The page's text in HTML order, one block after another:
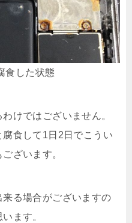
食した状態
けではございません。
食して1日2日でこうい
ざいます。
る場合がございますの
ます。